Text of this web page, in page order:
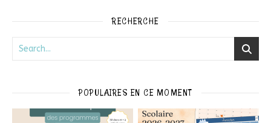
RECHERCHE
POPULAIRES EN CE MOMENT